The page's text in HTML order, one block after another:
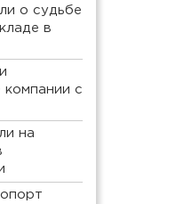
о судьбе
в
компании с
на